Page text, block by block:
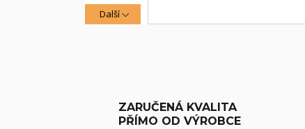
Další
ZARUČENÁ KVALITA
PŘÍMO OD VÝROBCE